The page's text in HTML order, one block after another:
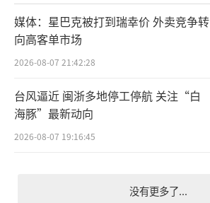
媒体：星巴克被打到瑞幸价 外卖竞争转
向高客单市场
2026-08-07 21:42:28
台风逼近 闽浙多地停工停航 关注“白
海豚”最新动向
2026-08-07 19:16:45
没有更多了...